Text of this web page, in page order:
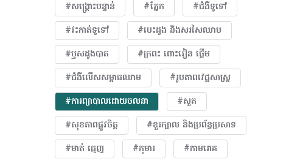
#សង្គ្រោះបន្ទាន់
#ភ្នែក​
#ជំងឺទូទៅ
#វះកាត់ទូទៅ
#បេះដូង​ និងសរសៃឈាម
#ឫសដូងបាត
#ក្រពះ ពោះវៀន ថ្លើម
#ជំងឺលើសសម្ពាធឈាម
#​រូបភាពវេជ្ជសាស្រ្ត
#ការព្យាបាលដោយ​ចលនា
#សួត
#សុខភាពផ្លូវចិត្ត
#ខួរក្បាល និងប្រព័ន្ធប្រសាទ
#មាត់ ធ្មេញ
#កុមារ
#កាមរោគ